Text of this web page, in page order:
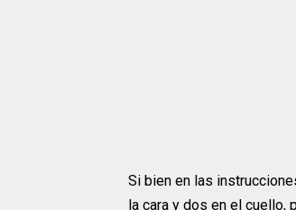
Si bien en las
la cara y dos en el cuello,